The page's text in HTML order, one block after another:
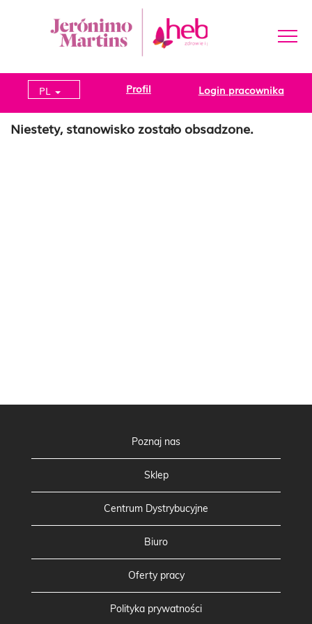
PL Profil Login pracownika
Niestety, stanowisko zostało obsadzone.
Poznaj nas
Sklep
Centrum Dystrybucyjne
Biuro
Oferty pracy
Polityka prywatności